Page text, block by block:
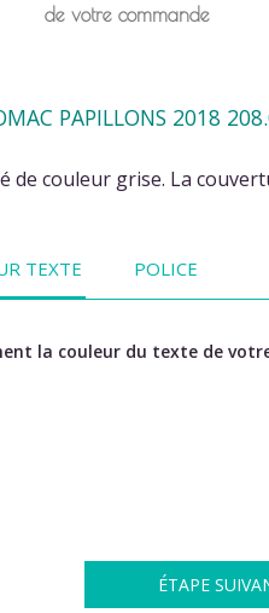
de votre commande
PAPILLONS 2018
de couleur grise. La
TEXTE POLICE
la couleur du texte de
ÉTAPE